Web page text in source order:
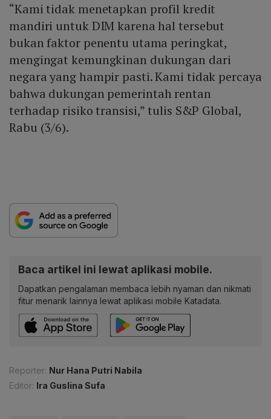
“Kami tidak menetapkan profil kredit
mandiri untuk DIM karena hal tersebut
bukan faktor penentu utama peringkat,
mengingat kemungkinan dukungan dari
negara yang hampir pasti. Kami tidak percaya
bahwa dukungan pemerintah rentan
terhadap risiko transisi,” tulis S&P Global,
Rabu (3/6).
Baca artikel ini lewat aplikasi mobile.
Dapatkan pengalaman membaca lebih nyaman dan nikmati
fitur menarik lainnya lewat aplikasi mobile Katadata.
Reporter: Nur Hana Putri Nabila
Editor: Ira Guslina Sufa